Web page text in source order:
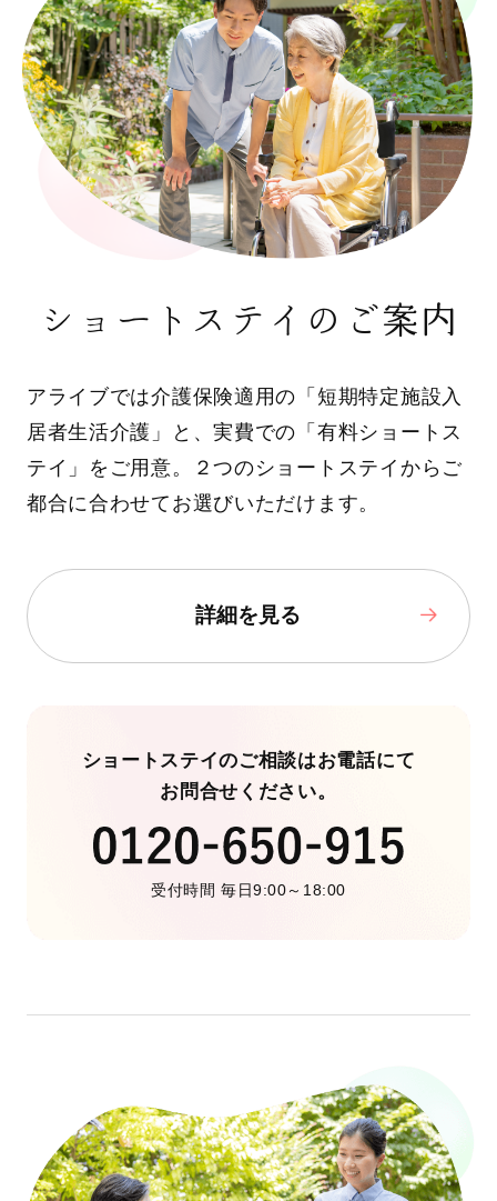
ショートステイのご案内
アライブでは介護保険適用の「短期特定施設入
居者生活介護」と、実費での「有料ショートス
テイ」をご用意。２つのショートステイからご
都合に合わせてお選びいただけます。
詳細を見る
ショートステイのご相談はお電話にて
お問合せください。
受付時間 毎日9:00～18:00